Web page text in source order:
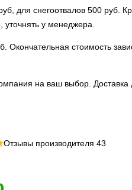
для снегоотвалов 500 руб.
уточнять у менеджера.
Окончательная стоимость
на ваш выбор. Доставка
по счету.
д 7.
Отзывы производителя 43